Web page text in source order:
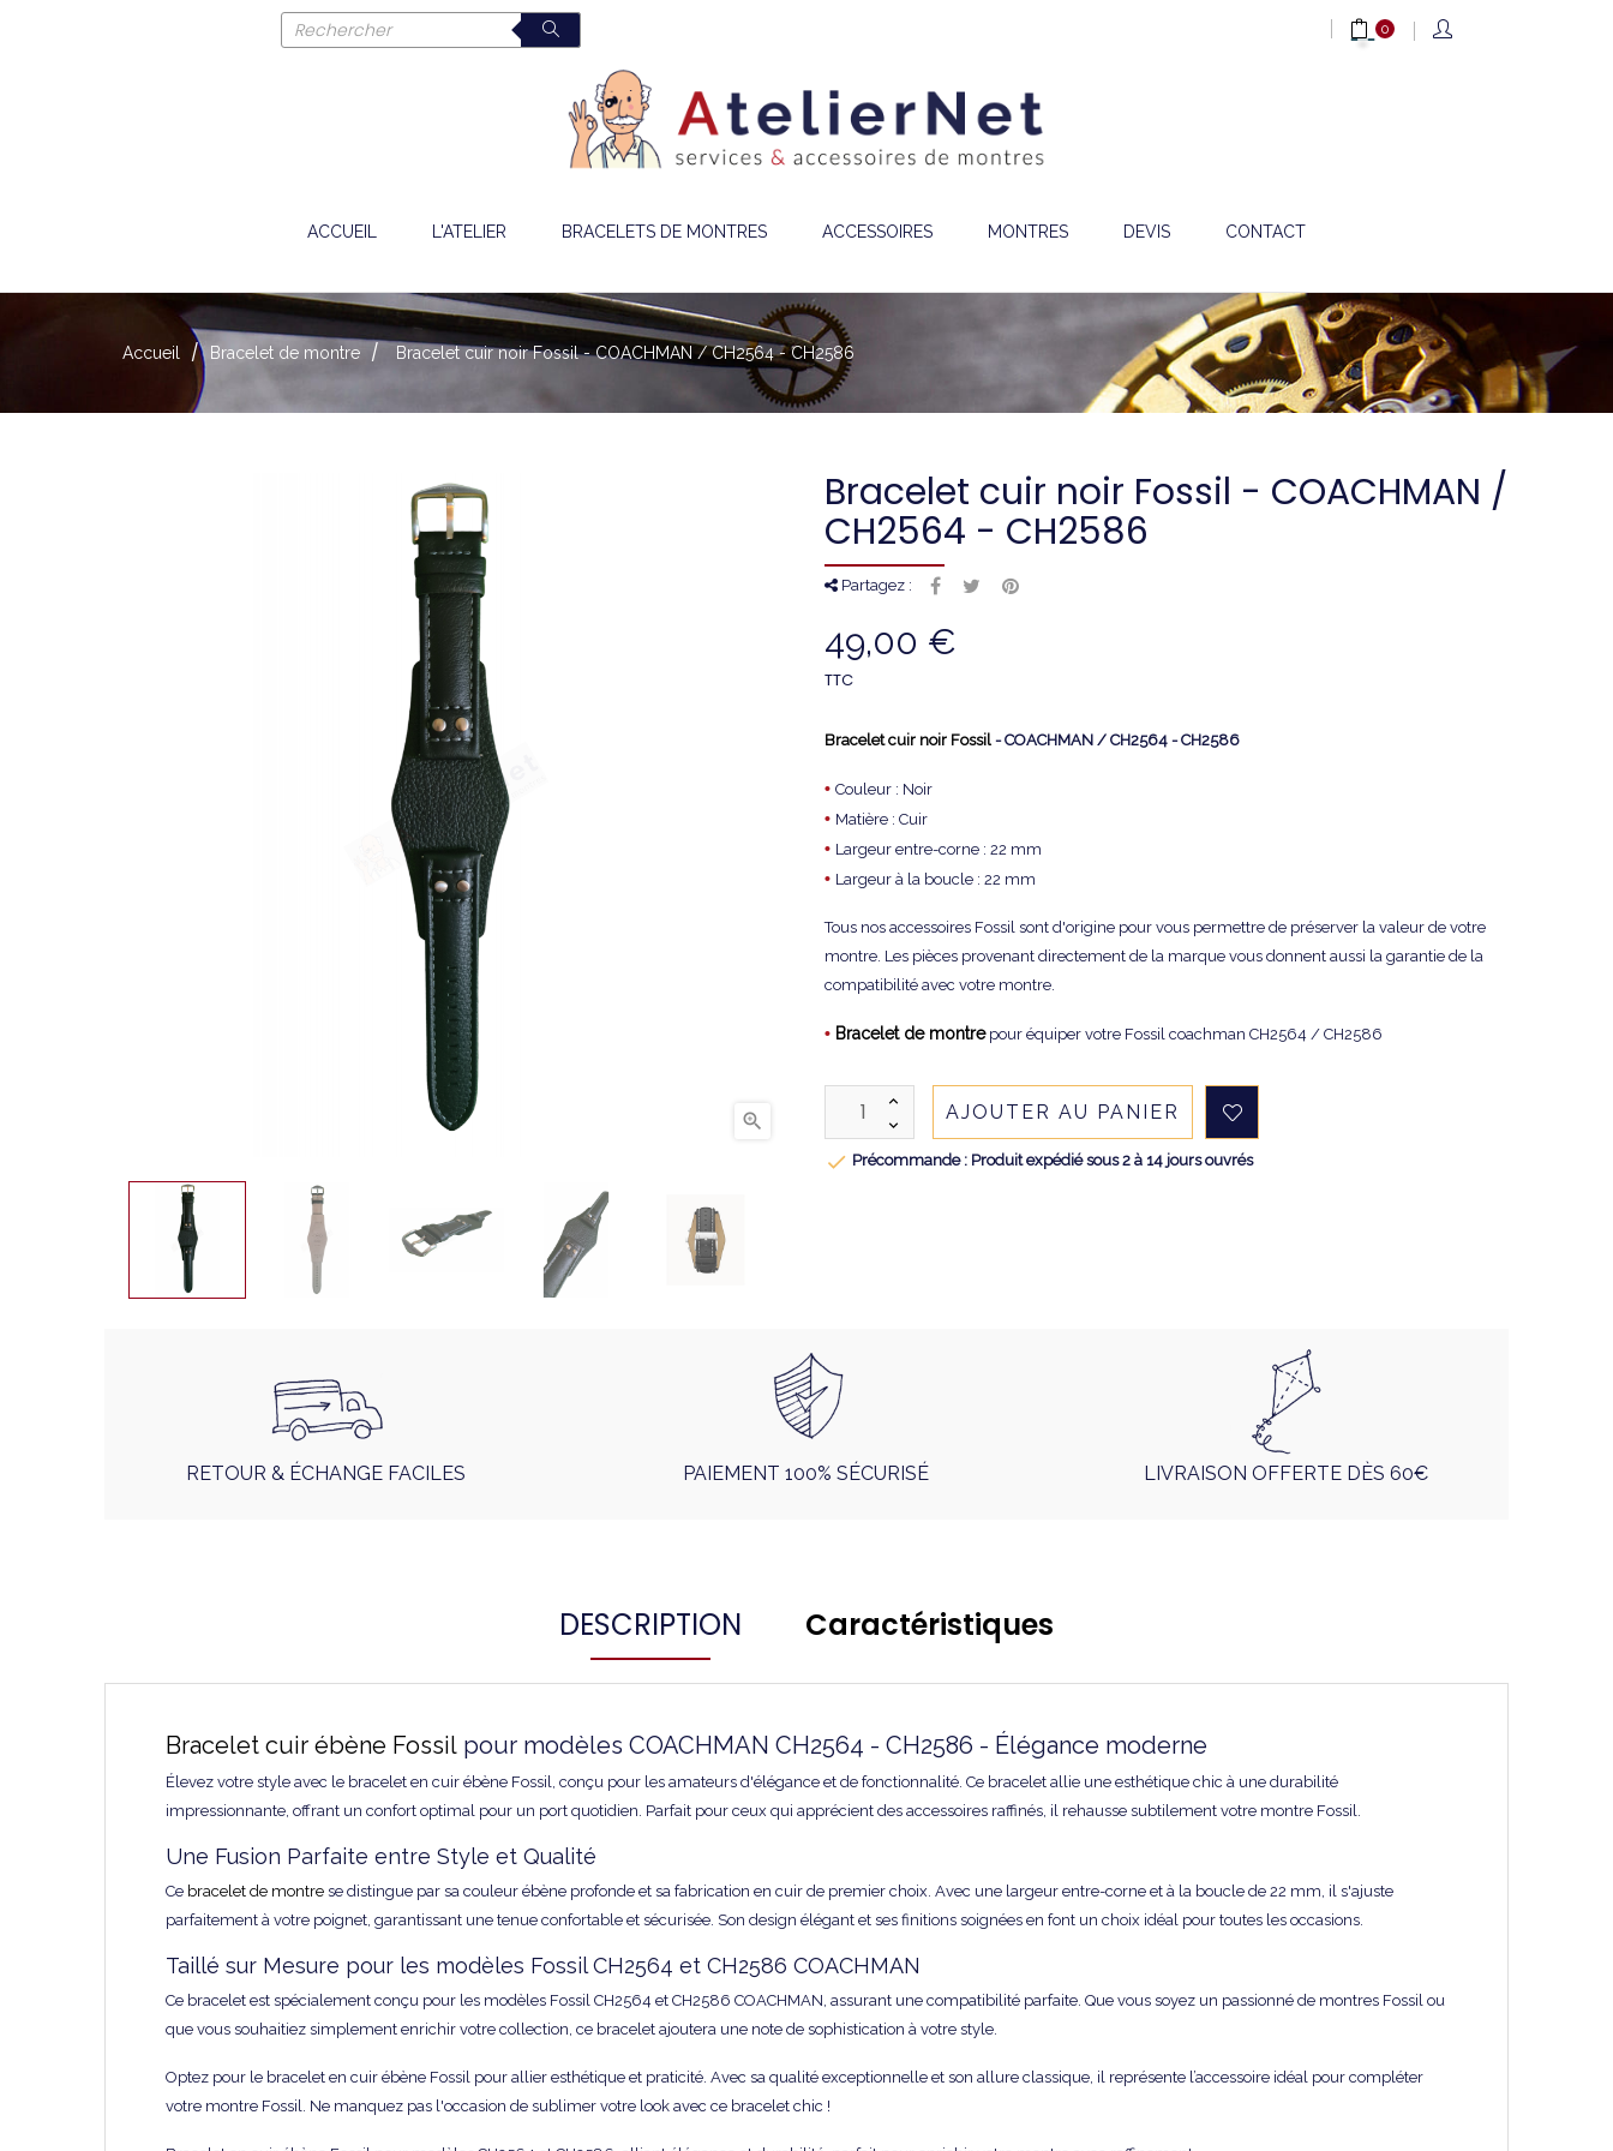
0
ACCUEIL L'ATELIER BRACELETS DE MONTRES ACCESSOIRES MONTRES DEVIS CONTACT
Accueil Bracelet de montre Bracelet cuir noir Fossil - COACHMAN / CH2564 - CH2586

Bracelet cuir noir Fossil - COACHMAN /
CH2564 - CH2586
Partagez :
49,00 €
TTC
Bracelet cuir noir Fossil - COACHMAN / CH2564 - CH2586
• Couleur : Noir
• Matière : Cuir
• Largeur entre-corne : 22 mm
• Largeur à la boucle : 22 mm
Tous nos accessoires Fossil sont d'origine pour vous permettre de préserver la valeur de votre
montre. Les pièces provenant directement de la marque vous donnent aussi la garantie de la
compatibilité avec votre montre.
• Bracelet de montrepour équiper votre Fossil coachman CH2564 / CH2586
AJOUTER AU PANIER
 Précommande : Produit expédié sous 2 à 14 jours ouvrés
RETOUR & ÉCHANGE FACILES PAIEMENT 100% SÉCURISÉ LIVRAISON OFFERTE DÈS 60€
DESCRIPTION Caractéristiques
Bracelet cuir ébène Fossil pour modèles COACHMAN CH2564 - CH2586 - Élégance moderne
Élevez votre style avec le bracelet en cuir ébène Fossil, conçu pour les amateurs d'élégance et de fonctionnalité. Ce bracelet allie une esthétique chic à une durabilité
impressionnante, offrant un confort optimal pour un port quotidien. Parfait pour ceux qui apprécient des accessoires raffinés, il rehausse subtilement votre montre Fossil.
Une Fusion Parfaite entre Style et Qualité
Ce bracelet de montre se distingue par sa couleur ébène profonde et sa fabrication en cuir de premier choix. Avec une largeur entre-corne et à la boucle de 22 mm, il s'ajuste
parfaitement à votre poignet, garantissant une tenue confortable et sécurisée. Son design élégant et ses finitions soignées en font un choix idéal pour toutes les occasions.
Taillé sur Mesure pour les modèles Fossil CH2564 et CH2586 COACHMAN
Ce bracelet est spécialement conçu pour les modèles Fossil CH2564 et CH2586 COACHMAN, assurant une compatibilité parfaite. Que vous soyez un passionné de montres Fossil ou
que vous souhaitiez simplement enrichir votre collection, ce bracelet ajoutera une note de sophistication à votre style.
Optez pour le bracelet en cuir ébène Fossil pour allier esthétique et praticité. Avec sa qualité exceptionnelle et son allure classique, il représente l’accessoire idéal pour compléter
votre montre Fossil. Ne manquez pas l'occasion de sublimer votre look avec ce bracelet chic !